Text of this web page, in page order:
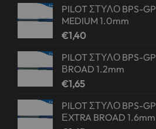
PILOT ΣΤΥΛΟ BPS-GP
MEDIUM 1.0mm
€1,40
PILOT ΣΤΥΛΟ BPS-GP
ΒROAD 1.2mm
€1,65
PILOT ΣΤΥΛΟ BPS-GP
ΕXTRA BROAD 1.6mm
wishlist